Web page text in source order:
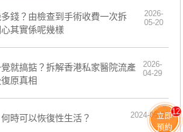
錢？由檢查到手術收費一次拆
其實係呢幾樣
2026-
05-20
就搞掂？拆解香港私家醫院流產
原真相
2026-
04-29
時可以恢復性生活？ 2024-05-30
立即
預約
12